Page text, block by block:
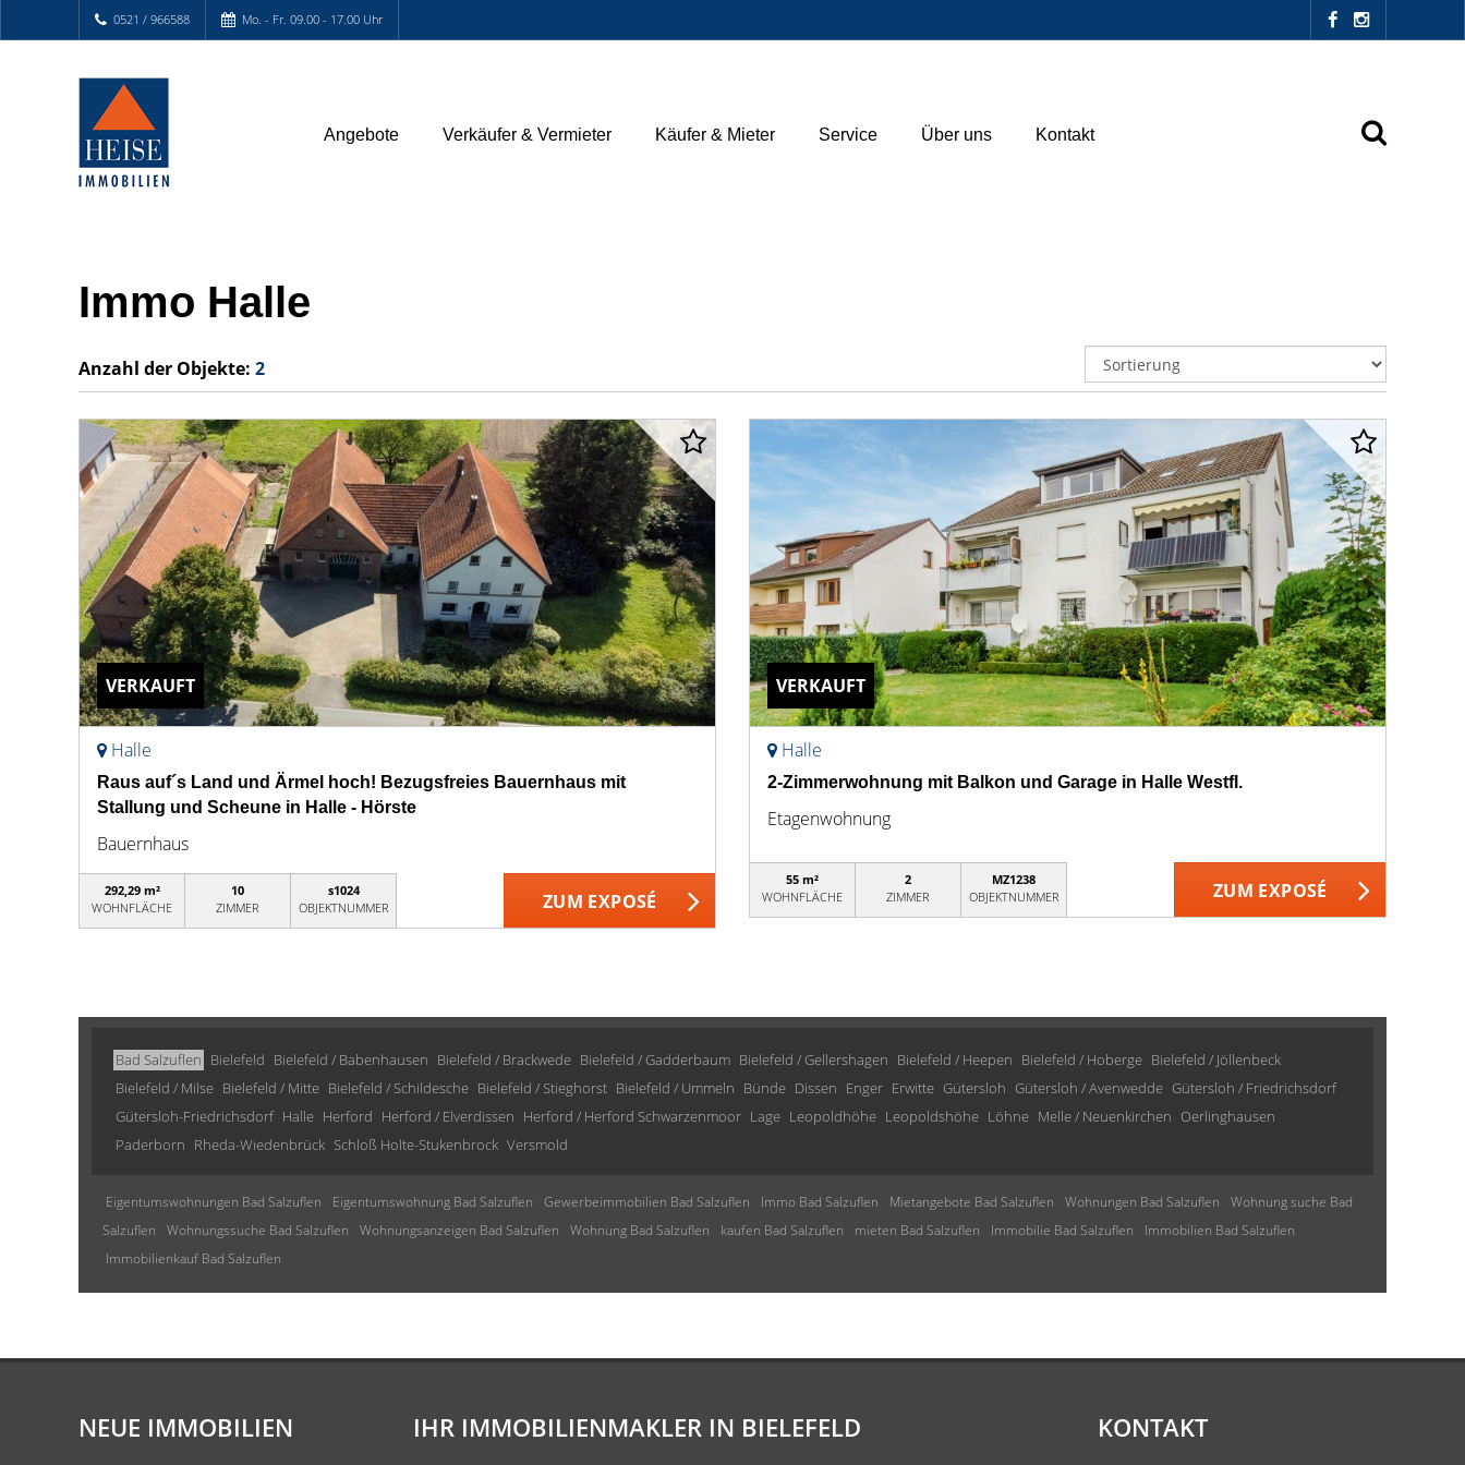
0521 / 966588 Mo. - Fr. 09.00 - 17.00 Uhr
Angebote Verkäufer & Vermieter Käufer & Mieter Service Über uns Kontakt
Immo Halle
Anzahl der Objekte: 2
VERKAUFT
Halle
Raus auf´s Land und Ärmel hoch! Bezugsfreies Bauernhaus mit
Stallung und Scheune in Halle - Hörste
Bauernhaus
292,29 m²
WOHNFLÄCHE
10
ZIMMER
s1024
OBJEKTNUMMER
ZUM EXPOSÉ
VERKAUFT
Halle
2-Zimmerwohnung mit Balkon und Garage in Halle Westfl.
Etagenwohnung
55 m²
WOHNFLÄCHE
2
ZIMMER
MZ1238
OBJEKTNUMMER
ZUM EXPOSÉ
Bad Salzuflen Bielefeld Bielefeld / Babenhausen Bielefeld / Brackwede Bielefeld / Gadderbaum Bielefeld / Gellershagen Bielefeld / Heepen Bielefeld / Hoberge Bielefeld / Jöllenbeck
Bielefeld / Milse Bielefeld / Mitte Bielefeld / Schildesche Bielefeld / Stieghorst Bielefeld / Ummeln Bünde Dissen Enger Erwitte Gütersloh Gütersloh / Avenwedde Gütersloh / Friedrichsdorf
Gütersloh-Friedrichsdorf Halle Herford Herford / Elverdissen Herford / Herford Schwarzenmoor Lage Leopoldhöhe Leopoldshöhe Löhne Melle / Neuenkirchen Oerlinghausen
Paderborn Rheda-Wiedenbrück Schloß Holte-Stukenbrock Versmold
Eigentumswohnungen Bad Salzuflen Eigentumswohnung Bad Salzuflen Gewerbeimmobilien Bad Salzuflen Immo Bad Salzuflen Mietangebote Bad Salzuflen Wohnungen Bad Salzuflen
Wohnung suche Bad
Salzuflen
Wohnungssuche Bad Salzuflen Wohnungsanzeigen Bad Salzuflen Wohnung Bad Salzuflen kaufen Bad Salzuflen mieten Bad Salzuflen Immobilie Bad Salzuflen
Immobilien Bad Salzuflen
Immobilienkauf Bad Salzuflen
NEUE IMMOBILIEN IHR IMMOBILIENMAKLER IN BIELEFELD KONTAKT